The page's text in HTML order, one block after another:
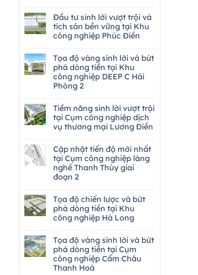
Đầu tư sinh lời vượt trội và
tích sản bền vững tại Khu
công nghiệp Phúc Điền
Tọa độ vàng sinh lời và bứt
phá dòng tiền tại Khu
công nghiệp DEEP C Hải
Phòng 2
Tiềm năng sinh lời vượt trội
tại Cụm công nghiệp dịch
vụ thương mại Lương Điền
Cập nhật tiến độ mới nhất
tại Cụm công nghiệp làng
nghề Thanh Thùy giai
đoạn 2
Tọa độ chiến lược và bứt
phá dòng tiền tại Khu
công nghiệp Hà Long
Tọa độ vàng sinh lời và bứt
phá dòng tiền tại Cụm
công nghiệp Cẩm Châu
Thanh Hoá